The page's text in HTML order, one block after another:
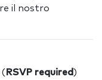
il nostro
( RSVP required)